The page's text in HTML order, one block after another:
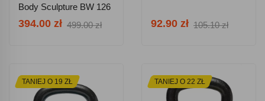
Body Sculpture BW 126
- Regulowany 4,5-13,5
394.00 zł 499.00 zł 92.90 zł 105.10 zł
TANIEJ O 19 ZŁ TANIEJ O 22 ZŁ